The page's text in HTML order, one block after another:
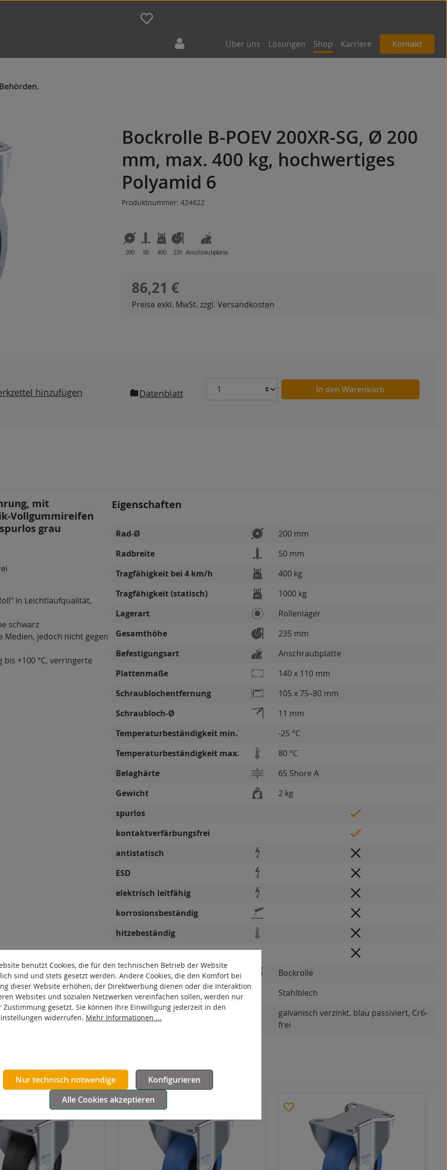
Über uns Lösungen Shop Karriere Kontakt
Bockrolle B-POEV 200XR-SG, Ø 200
mm, max. 400 kg, hochwertiges
Polyamid 6
Produktnummer: 424622
200 50 400 235 Anschraubplatte
Regulärer Preis:
86,21 €
Preise exkl. MwSt. zzgl. Versandkosten
hinzufügen Datenblatt
Anzahl In den Warenkorb
mit
Vollgummireifen
grau
in Leichtlaufqualität,
schwarz
Medien, jedoch nicht gegen
bis +100 °C, verringerte
Eigenschaften
Rad-Ø
200 mm
Radbreite
50 mm
Tragfähigkeit bei 4 km/h
400 kg
Tragfähigkeit (statisch)
1000 kg
Lagerart
Rollenlager
Gesamthöhe
235 mm
Befestigungsart
Anschraubplatte
Plattenmaße
140 x 110 mm
Schraublochentfernung
105 x 75–80 mm
Schraubloch-Ø
11 mm
Temperaturbeständigkeit min.
-25 °C
Temperaturbeständigkeit max.
80 °C
Belaghärte
65 Shore A
Gewicht
2 kg
spurlos
kontaktverfärbungsfrei
antistatisch
ESD
elektrisch leitfähig
korrosionsbeständig
hitzebeständig
autoklaventauglich
Produkttyp
Bockrolle
Material Gehäuse
Stahlblech
Oberfläche Gehäuse
galvanisch verzinkt, blau passiviert, Cr6-
frei
benutzt Cookies, die für den technischen Betrieb der Website
sind und stets gesetzt werden. Andere Cookies, die den Komfort bei
dieser Website erhöhen, der Direktwerbung dienen oder die Interaktion
Websites und sozialen Netzwerken vereinfachen sollen, werden nur
Zustimmung gesetzt. Sie können Ihre Einwilligung jederzeit in den
widerrufen. Mehr Informationen ...
Nur technisch notwendige
Konfigurieren
Alle Cookies akzeptieren